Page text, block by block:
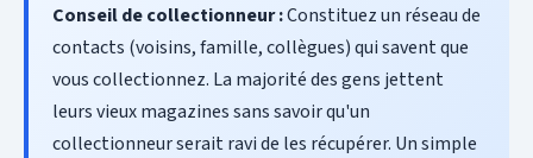
Conseil de collectionneur :Constituez un réseau de
contacts (voisins, famille, collègues) qui savent que
vous collectionnez. La majorité des gens jettent
leurs vieux magazines sans savoir qu'un
collectionneur serait ravi de les récupérer. Un simple